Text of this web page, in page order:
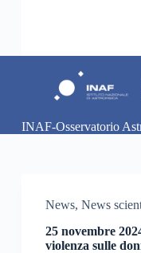
t
oINAF-Osservatorio
News, News
25 novembre
violenza sulle